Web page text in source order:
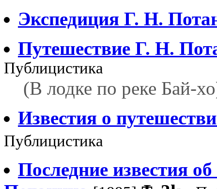
Экспедиция Г. Н.
Путешествие Г. Н.
Публицистика
(В лодке по реке Бай-
Известия о
Публицистика
Последние известия